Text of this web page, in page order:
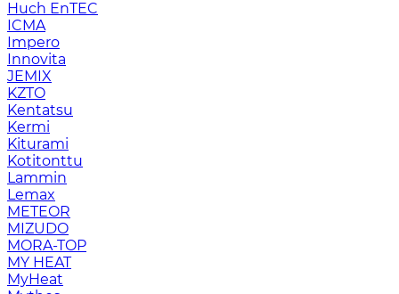
Huch EnTEC
ICMA
Impero
Innovita
JEMIX
KZTO
Kentatsu
Kermi
Kiturami
Kotitonttu
Lammin
Lemax
METEOR
MIZUDO
MORA-TOP
MY HEAT
MyHeat